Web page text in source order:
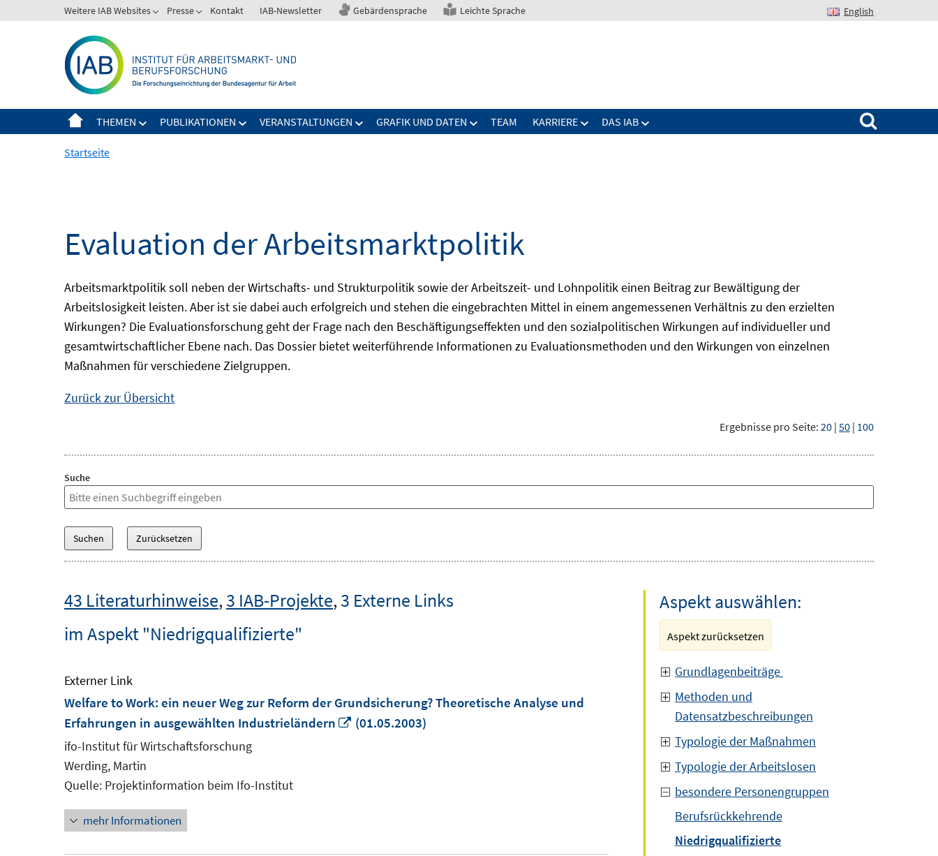
zum
Weitere IAB Websites Presse Kontakt IAB-Newsletter Gebärdensprache Leichte Sprache English
THEMEN PUBLIKATIONEN VERANSTALTUNGEN GRAFIK UND DATEN TEAM KARRIERE DAS IAB
Suchen nach:
Startseite
Evaluation der Arbeitsmarktpolitik
Arbeitsmarktpolitik soll neben der Wirtschafts- und Strukturpolitik sowie der Arbeitszeit- und Lohnpolitik einen Beitrag zur Bewältigung der
Arbeitslosigkeit leisten. Aber ist sie dabei auch erfolgreich und stehen die eingebrachten Mittel in einem angemessenen Verhältnis zu den erzielten
Wirkungen? Die Evaluationsforschung geht der Frage nach den Beschäftigungseffekten und den sozialpolitischen Wirkungen auf individueller und
gesamtwirtschaftlicher Ebene nach. Das Dossier bietet weiterführende Informationen zu Evaluationsmethoden und den Wirkungen von einzelnen
Maßnahmen für verschiedene Zielgruppen.
Zurück zur Übersicht
Ergebnisse pro Seite: 20 | 50 | 100
Suche
43 Literaturhinweise,3 IAB-Projekte,3 Externe Links
im Aspekt "Niedrigqualifizierte"
Externer Link
Welfare to Work: ein neuer Weg zur Reform der Grundsicherung? Theoretische Analyse und
Erfahrungen in ausgewählten Industrieländern
In
(01.05.2003)
ifo-Institut für Wirtschaftsforschung
Werding, Martin
Quelle: Projektinformation beim Ifo-Institut
mehr Informationen
Aspekt auswählen:
Aspekt zurücksetzen
Grundlagenbeiträge
Methoden und
Datensatzbeschreibungen
Typologie der Maßnahmen
Typologie der Arbeitslosen
besondere Personengruppen
Berufsrückkehrende
Niedrigqualifizierte